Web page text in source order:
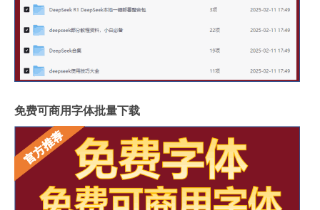
免费可商用字体批量下载